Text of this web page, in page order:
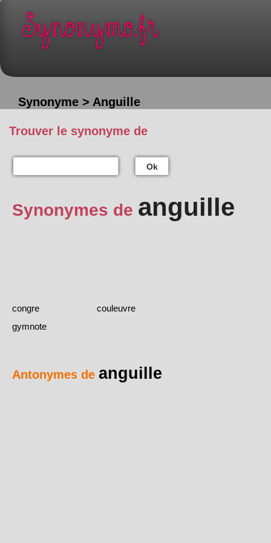
Synonyme > Anguille
Trouver le synonyme de
Ok
Synonymes de anguille
congre
couleuvre
gymnote
Antonymes de anguille